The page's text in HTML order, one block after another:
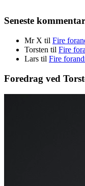
Seneste
Mr X til Fire
Torsten til Fire
Lars til Fire
Foredrag ved